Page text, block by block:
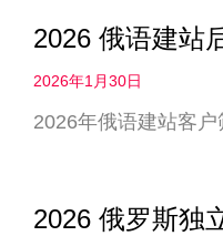
2026 俄语建站
2026年1月30日
2026年俄语建站客
2026 俄罗斯独